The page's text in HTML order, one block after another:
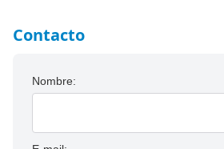
Contacto
Nombre: